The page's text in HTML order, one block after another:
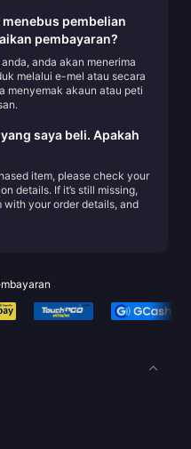
pembelian
pembayaran?
anda akan menerima
melalui e-mel atau secara
menyemak akaun atau peti
saya beli. Apakah
item, please check your
details. If it’s still missing,
your order details, and